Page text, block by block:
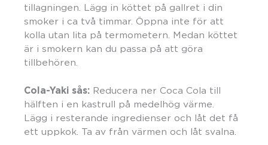
tillagningen. Lägg in köttet på gallret i din
smoker i ca två timmar. Öppna inte för att
kolla utan lita på termometern. Medan köttet
är i smokern kan du passa på att göra
tillbehören.
Cola-Yaki sås: Reducera ner Coca Cola till
hälften i en kastrull på medelhög värme.
Lägg i resterande ingredienser och låt det få
ett uppkok. Ta av från värmen och låt svalna.